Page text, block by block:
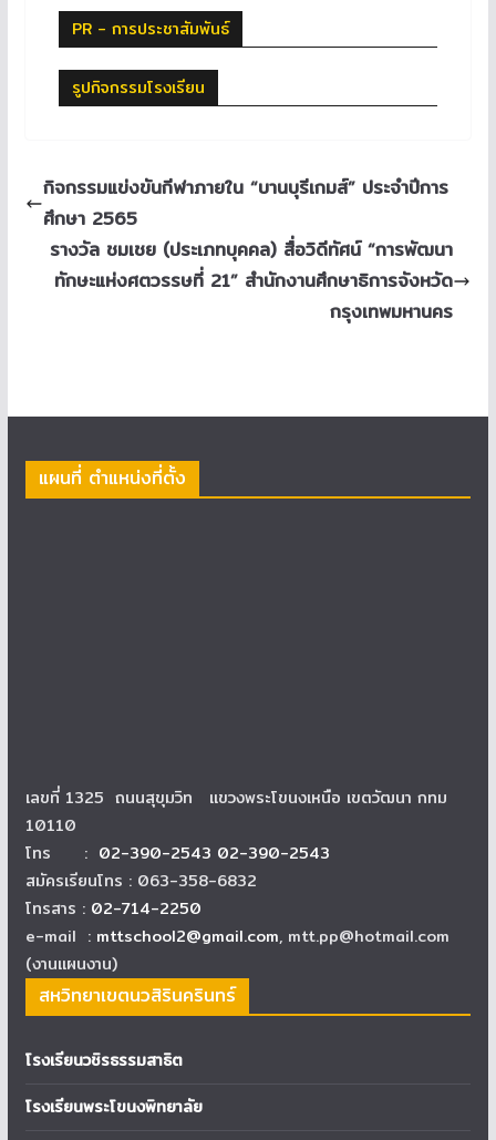
PR - การประชาสัมพันธ์
รูปกิจกรรมโรงเรียน
กิจกรรมแข่งขันกีฬาภายใน “บานบุรีเกมส์” ประจำปีการ
ศึกษา 2565
รางวัล ชมเชย (ประเภทบุคคล) สื่อวิดีทัศน์ “การพัฒนา
ทักษะแห่งศตวรรษที่ 21” สำนักงานศึกษาธิการจังหวัด
กรุงเทพมหานคร
แผนที่ ตำแหน่งที่ตั้ง
เลขที่ 1325 ถนนสุขุมวิท แขวงพระโขนงเหนือ เขตวัฒนา กทม
10110
โทร : 02-390-2543 02-390-2543
สมัครเรียนโทร : 063-358-6832
โทรสาร : 02-714-2250
e-mail : mttschool2@gmail.com, mtt.pp@hotmail.com
(งานแผนงาน)
สหวิทยาเขตนวสิรินครินทร์
โรงเรียนวชิรธรรมสาธิต
โรงเรียนพระโขนงพิทยาลัย